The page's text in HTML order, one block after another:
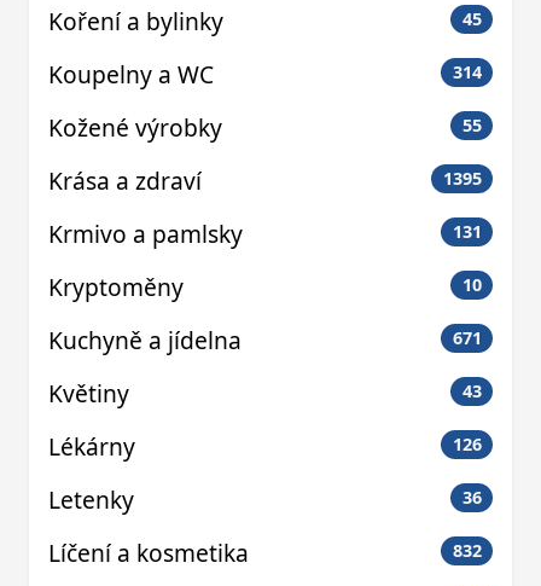
Koření a bylinky 45
Koupelny a WC 314
Kožené výrobky 55
Krása a zdraví 1395
Krmivo a pamlsky 131
Kryptoměny 10
Kuchyně a jídelna 671
Květiny 43
Lékárny 126
Letenky 36
Líčení a kosmetika 832